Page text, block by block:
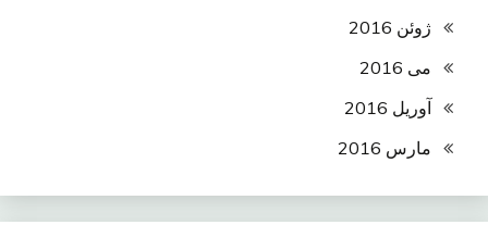
ژوئن 2016
می 2016
آوریل 2016
مارس 2016